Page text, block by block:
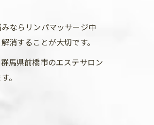
ならリンパマッサージ中
消することが大切です。
馬県前橋市のエステサロン
。